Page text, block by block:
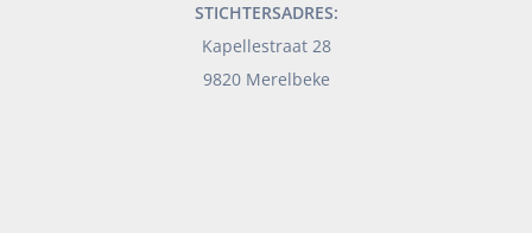
STICHTERSADRES:
Kapellestraat 28
9820 Merelbeke